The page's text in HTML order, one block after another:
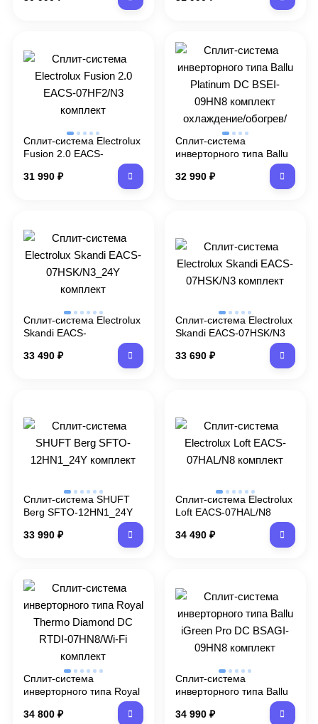
охлаждение/обогрев/
Сплит-система Electrolux
Fusion 2.0 EACS-
31 990 ₽
Сплит-система
инверторного типа Ballu
Platinum DC BSEI-09HN8
комплект охлаждение/
32 990 ₽
Сплит-система Electrolux
Skandi EACS-
07HSK/N3_24Y комплект
33 490 ₽
Сплит-система Electrolux
Skandi EACS-07HSK/N3
33 690 ₽
Сплит-система SHUFT
Berg SFTO-12HN1_24Y
33 990 ₽
Сплит-система Electrolux
Loft EACS-07HAL/N8
34 490 ₽
Сплит-система
инверторного типа Royal
Thermo Diamond DC
RTDI-07HN8/Wi-Fi
34 800 ₽
Сплит-система
инверторного типа Ballu
iGreen Pro DC BSAGI-
09HN8 комплект
34 990 ₽